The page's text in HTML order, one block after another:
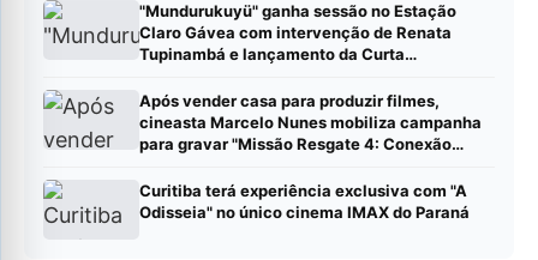
"Mundurukuyü" ganha sessão no Estação
Claro Gávea com intervenção de Renata
Tupinambá e lançamento da Curta
Após vender casa para produzir filmes,
cineasta Marcelo Nunes mobiliza campanha
para gravar "Missão Resgate 4: Conexão
Curitiba terá experiência exclusiva com "A
Odisseia" no único cinema IMAX do Paraná